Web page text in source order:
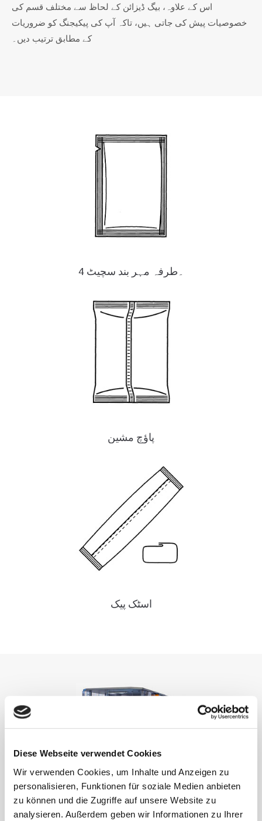
Diese Webseite verwendet Cookies
Wir verwenden Cookies, um Inhalte und Anzeigen zu
personalisieren, Funktionen für soziale Medien anbieten
zu können und die Zugriffe auf unsere Website zu
analysieren. Außerdem geben wir Informationen zu Ihrer
اس کے علاوہ، بیگ ڈیزائن کے لحاظ سے مختلف قسم کی
خصوصیات پیش کی جاتی ہیں، تاکہ آپ کی پیکیجنگ کو ضروریات
کے مطابق ترتیب دیں۔
4 ۔طرفہ مہر بند سچیٹ
پاؤچ مشین
اسٹک پیک